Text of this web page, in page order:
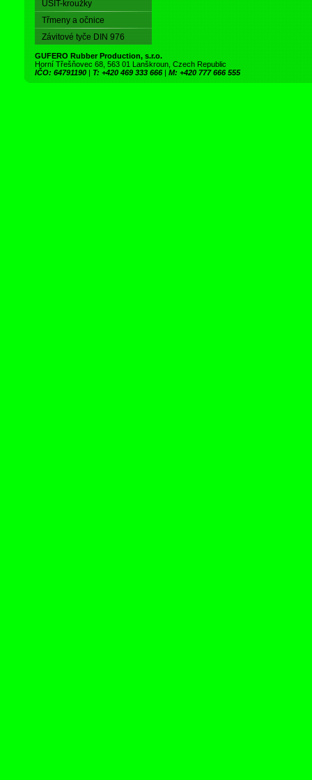
USIT-kroužky
Třmeny a očnice
Závitové tyče DIN 976
GUFERO Rubber Production, s.r.o.
Horní Třešňovec 68, 563 01 Lanškroun, Czech Republic
IČO: 64791190 | T: +420 469 333 666 | M: +420 777 666 555